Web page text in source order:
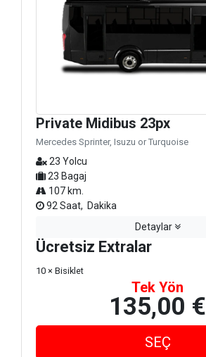
Private Midibus 23px
Mercedes Sprinter, Isuzu or Turquoise
23 Yolcu
23 Bagaj
107 km.
92 Saat, Dakika
Detaylar
Ücretsiz Extralar
10 × Bisiklet
Tek Yön
135,00 €